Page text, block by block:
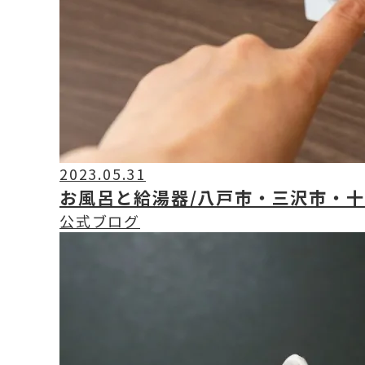
2023.05.31
お風呂と給湯器/八戸市・三沢市・
公式ブログ